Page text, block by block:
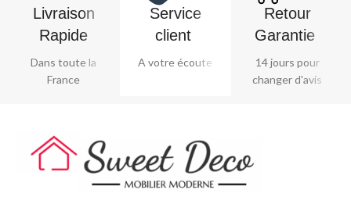
Livraison
Rapide
Dans toute la
France
Service
client ​
A votre écoute
Retour
Garantie ​
14 jours pour
changer d'avis